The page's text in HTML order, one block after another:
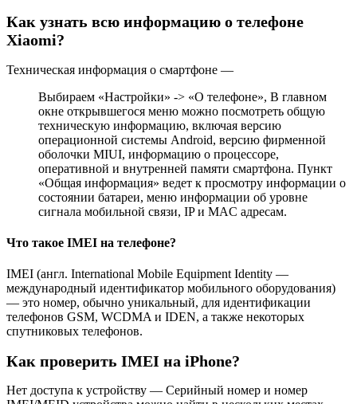
Как узнать всю информацию о телефоне
Xiaomi?
Техническая информация о смартфоне —
Выбираем «Настройки» -> «О телефоне», В главном
окне открывшегося меню можно посмотреть общую
техническую информацию, включая версию
операционной системы Android, версию фирменной
оболочки MIUI, информацию о процессоре,
оперативной и внутренней памяти смартфона. Пункт
«Общая информация» ведет к просмотру информации о
состоянии батареи, меню информации об уровне
сигнала мобильной связи, IP и MAC адресам.
Что такое IMEI на телефоне?
IMEI (англ. International Mobile Equipment Identity —
международный идентификатор мобильного оборудования)
— это номер, обычно уникальный, для идентификации
телефонов GSM, WCDMA и IDEN, а также некоторых
спутниковых телефонов.
Как проверить IMEI на iPhone?
Нет доступа к устройству — Серийный номер и номер